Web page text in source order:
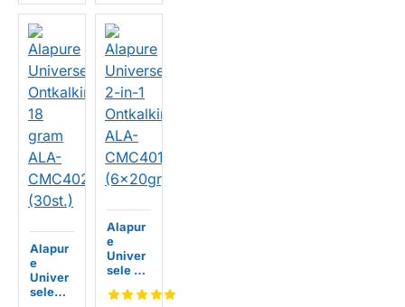
Alapur
e
Univer
sele
Alapur
e
Univer
sele 2-
Ontkal